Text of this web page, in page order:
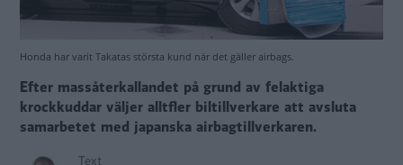
Honda har varit Takatas största kund när det gäller airbags.
Efter massåterkallandet på grund av felaktiga
krockkuddar väljer alltfler biltillverkare att avsluta
samarbetet med japanska airbagtillverkaren.
Text